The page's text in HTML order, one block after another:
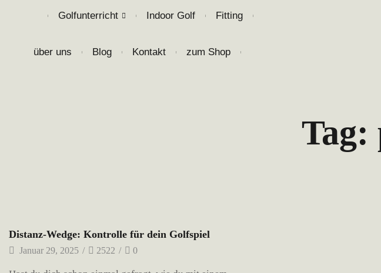
❘ Golfunterricht ❘ Indoor Golf ❘ Fitting ❘
über uns ❘ Blog ❘ Kontakt ❘ zum Shop ❘
Tag:
Distanz-Wedge: Kontrolle für dein Golfspiel
Januar 29, 2025 / 2522 / 0